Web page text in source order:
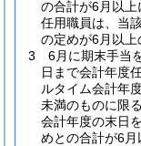
の合計が6月以
任用職員は、当
の定めが6月以上
3
6月に期末手当
日まで会計年度
ルタイム会計年
未満のものに限
会計年度の末日
めとの合計が6月